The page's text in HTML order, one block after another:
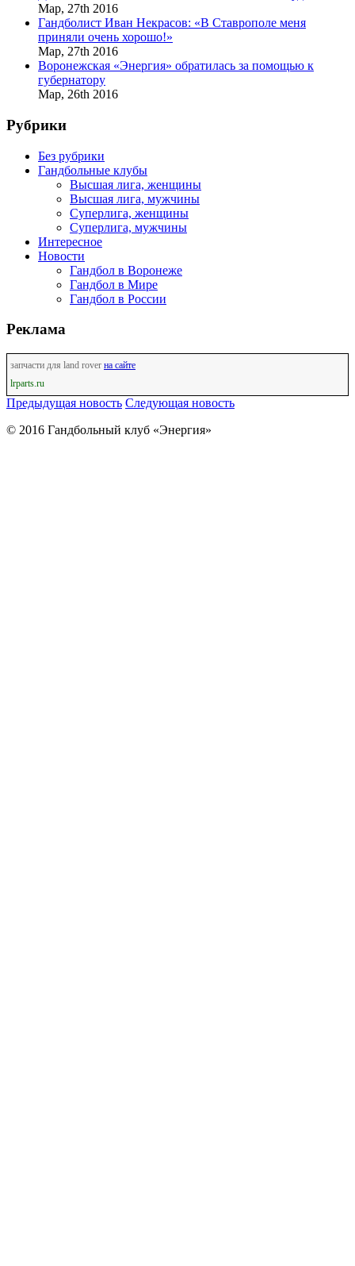
Мар, 27th 2016
Гандболист Иван Некрасов: «В Ставрополе меня
приняли очень хорошо!»
Мар, 27th 2016
Воронежская «Энергия» обратилась за помощью к
губернатору
Мар, 26th 2016
Рубрики
Без рубрики
Гандбольные клубы
Высшая лига, женщины
Высшая лига, мужчины
Суперлига, женщины
Суперлига, мужчины
Интересное
Новости
Гандбол в Воронеже
Гандбол в Мире
Гандбол в России
Реклама
запчасти для land rover на сайте
lrparts.ru
Предыдущая новость Следующая новость
© 2016 Гандбольный клуб «Энергия»